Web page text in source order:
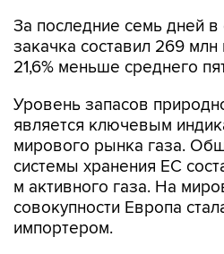
За последние семь дней в
закачка составил 269 млн
21,6% меньше среднего
Уровень запасов
является ключевым
мирового рынка газа.
системы хранения ЕС
м активного газа. На
совокупности Европа
импортером.